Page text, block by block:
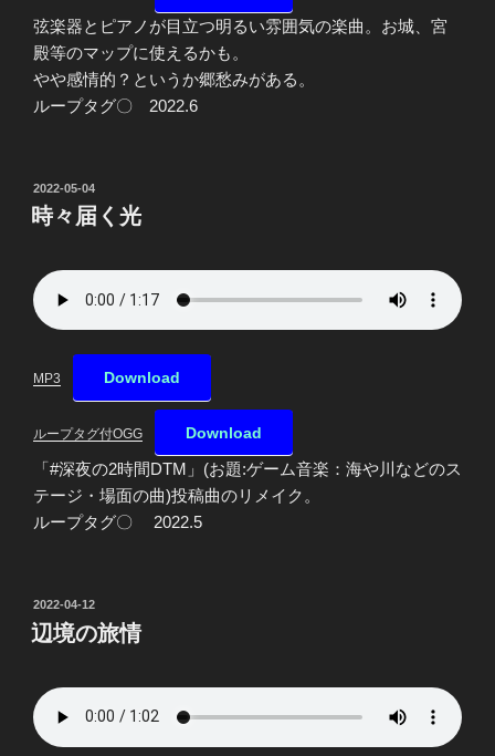
弦楽器とピアノが目立つ明るい雰囲気の楽曲。お城、宮
殿等のマップに使えるかも。
やや感情的？というか郷愁みがある。
ループタグ〇 2022.6
投
稿
日:
2022-05-04
時々届く光
MP3 Download
ループタグ付OGG Download
「#深夜の2時間DTM」(お題:ゲーム音楽：海や川などのス
テージ・場面の曲)投稿曲のリメイク。
ループタグ〇 2022.5
投
稿
日:
2022-04-12
辺境の旅情